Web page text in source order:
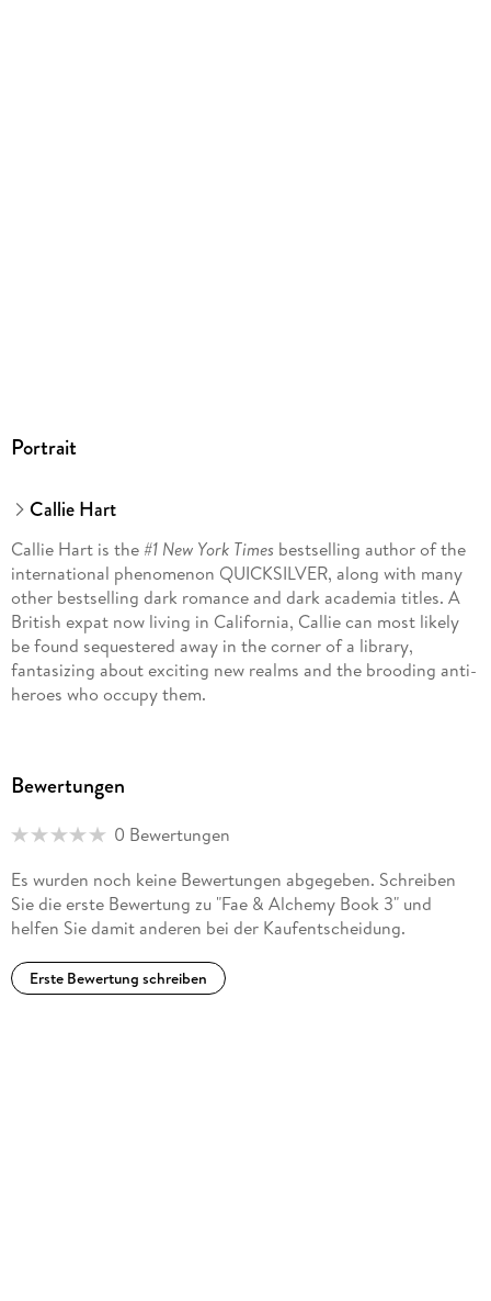
Portrait
Callie Hart
Callie Hart is the #1 New York Times bestselling author of the
international phenomenon QUICKSILVER, along with many
other bestselling dark romance and dark academia titles. A
British expat now living in California, Callie can most likely
be found sequestered away in the corner of a library,
fantasizing about exciting new realms and the brooding anti-
heroes who occupy them.
Bewertungen
0 Bewertungen
Es wurden noch keine Bewertungen abgegeben. Schreiben
Sie die erste Bewertung zu "Fae & Alchemy Book 3" und
helfen Sie damit anderen bei der Kaufentscheidung.
Erste Bewertung schreiben